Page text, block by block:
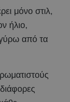
μόνο στιλ,
ήλιο,
γύρω από τα